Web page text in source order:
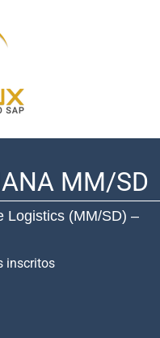
MM/SD
Logistics (MM/SD) –
inscritos